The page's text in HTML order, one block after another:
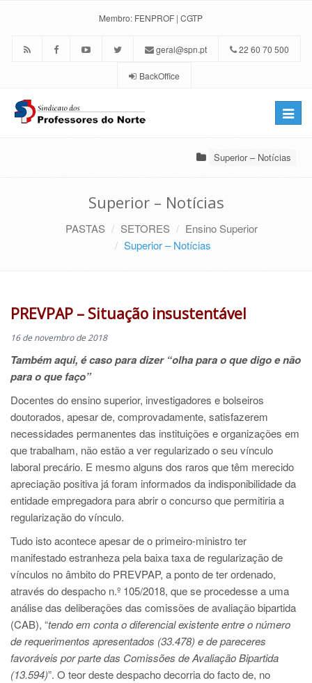
Membro: FENPROF | CGTP
geral@spn.pt 22 60 70 500
BackOffice
Toggle
Superior – Notícias
Superior – Notícias
PASTAS SETORES
Ensino Superior
Superior – Notícias
PREVPAP – Situação insustentável
16 de novembro de 2018
Também aqui, é caso para dizer “olha para o que digo e não
para o que faço”
Docentes do ensino superior, investigadores e bolseiros
doutorados, apesar de, comprovadamente, satisfazerem
necessidades permanentes das instituições e organizações em
que trabalham, não estão a ver regularizado o seu vínculo
laboral precário. E mesmo alguns dos raros que têm merecido
apreciação positiva já foram informados da indisponibilidade da
entidade empregadora para abrir o concurso que permitiria a
regularização do vínculo.
Tudo isto acontece apesar de o primeiro-ministro ter
manifestado estranheza pela baixa taxa de regularização de
vínculos no âmbito do PREVPAP, a ponto de ter ordenado,
através do despacho n.º 105/2018, que se procedesse a uma
análise das deliberações das comissões de avaliação bipartida
(CAB), “tendo em conta o diferencial existente entre o número
de requerimentos apresentados (33.478) e de pareceres
favoráveis por parte das Comissões de Avaliação Bipartida
(13.594)”. O teor deste despacho decorria do facto de, no